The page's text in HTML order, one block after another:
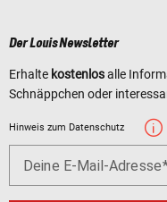
Der Louis Newsletter
Erhalte kostenlosalle
Schnäppchen oder
Hinweis zum Datenschutz
Deine E-Mail-Adresse